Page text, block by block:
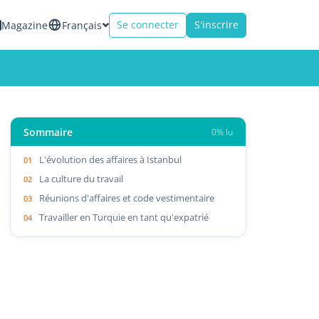
Magazine Français Se connecter S'inscrire
Sommaire 0% lu
L'évolution des affaires à Istanbul
La culture du travail
Réunions d'affaires et code vestimentaire
Travailler en Turquie en tant qu'expatrié